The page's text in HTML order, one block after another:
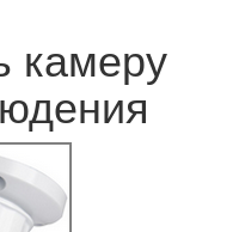
камеру